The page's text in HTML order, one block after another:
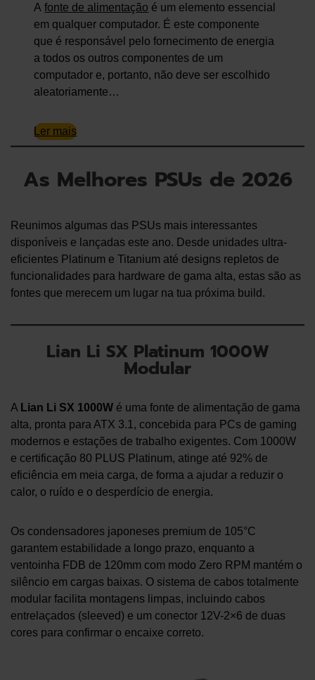
Afonte de alimentação é um elemento essencial
em qualquer computador. É este componente
que é responsável pelo fornecimento de energia
a todos os outros componentes de um
computador e, portanto, não deve ser escolhido
aleatoriamente…
Ler mais
As Melhores PSUs de 2026
Reunimos algumas das PSUs mais interessantes
disponíveis e lançadas este ano. Desde unidades ultra-
eficientes Platinum e Titanium até designs repletos de
funcionalidades para hardware de gama alta, estas são as
fontes que merecem um lugar na tua próxima build.
Lian Li SX Platinum 1000W
Modular
A Lian Li SX 1000W é uma fonte de alimentação de gama
alta, pronta para ATX 3.1, concebida para PCs de gaming
modernos e estações de trabalho exigentes. Com 1000W
e certificação 80 PLUS Platinum, atinge até 92% de
eficiência em meia carga, de forma a ajudar a reduzir o
calor, o ruído e o desperdício de energia.
Os condensadores japoneses premium de 105°C
garantem estabilidade a longo prazo, enquanto a
ventoinha FDB de 120mm com modo Zero RPM mantém o
silêncio em cargas baixas. O sistema de cabos totalmente
modular facilita montagens limpas, incluindo cabos
entrelaçados (sleeved) e um conector 12V-2×6 de duas
cores para confirmar o encaixe correto.